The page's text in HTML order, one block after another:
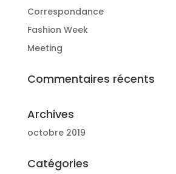
Correspondance
Fashion Week
Meeting
Commentaires récents
Archives
octobre 2019
Catégories